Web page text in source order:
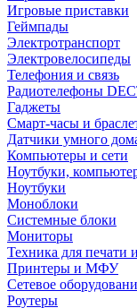
Игровые приставки
Геймпады
Электротранспорт
Электровелосипеды
Телефония и связь
Радиотелефоны
Гаджеты
Смарт-часы и
Датчики умного
Компьютеры и сети
Ноутбуки,
Ноутбуки
Моноблоки
Системные блоки
Мониторы
Техника для печати
Принтеры и МФУ
Сетевое
Роутеры